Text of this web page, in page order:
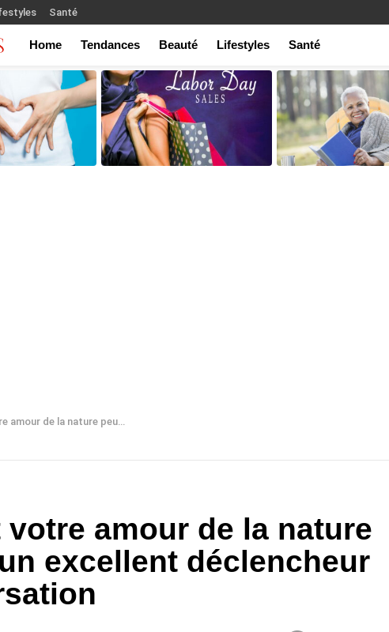
Santé
Home Tendances Beauté Lifestyles Santé
peut être un excellent déclencheur de conversation
votre amour de la nature
excellent déclencheur